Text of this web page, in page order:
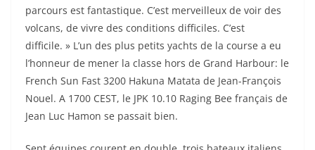
parcours est fantastique. C’est merveilleux de voir des
volcans, de vivre des conditions difficiles. C’est
difficile. » L’un des plus petits yachts de la course a eu
l’honneur de mener la classe hors de Grand Harbour: le
French Sun Fast 3200 Hakuna Matata de Jean-François
Nouel. A 1700 CEST, le JPK 10.10 Raging Bee français de
Jean Luc Hamon se passait bien.